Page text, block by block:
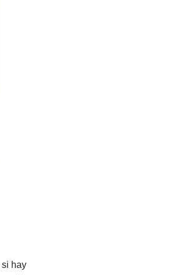
hay